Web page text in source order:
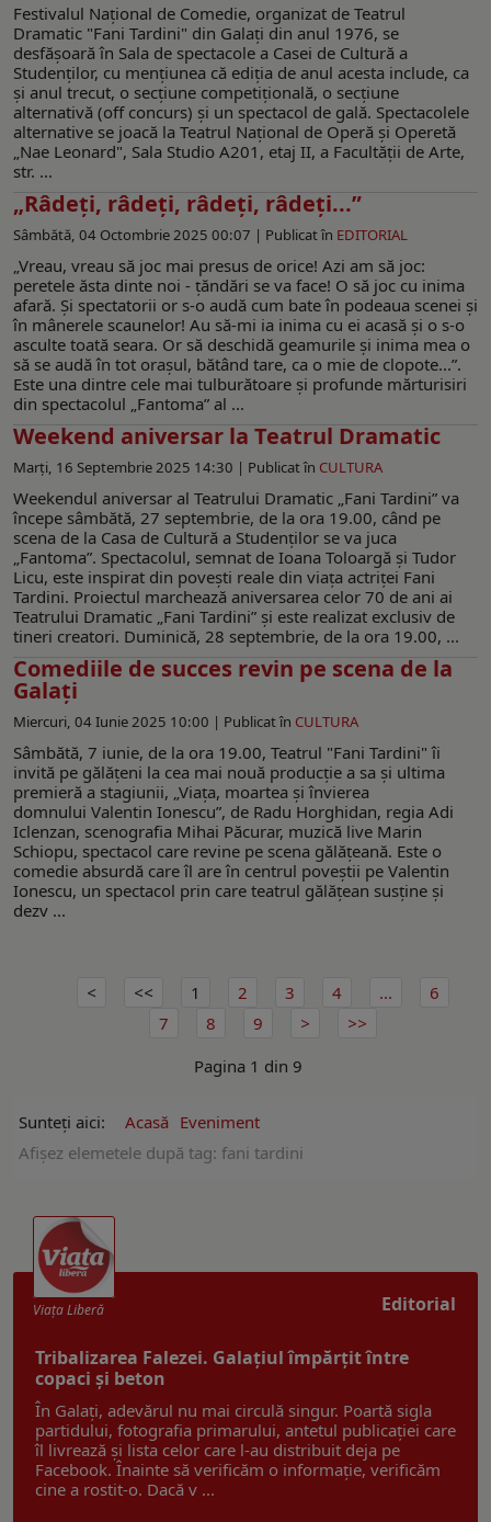
Festivalul Național de Comedie, organizat de Teatrul
Dramatic "Fani Tardini" din Galați din anul 1976, se
desfășoară în Sala de spectacole a Casei de Cultură a
Studenților, cu mențiunea că ediția de anul acesta include, ca
şi anul trecut, o secțiune competițională, o secțiune
alternativă (off concurs) şi un spectacol de gală. Spectacolele
alternative se joacă la Teatrul Național de Operă și Operetă
„Nae Leonard", Sala Studio A201, etaj II, a Facultății de Arte,
str. ...
„Râdeți, râdeți, râdeți, râdeți...”
Sâmbătă, 04 Octombrie 2025 00:07 | Publicat în EDITORIAL
„Vreau, vreau să joc mai presus de orice! Azi am să joc:
peretele ăsta dinte noi - țăndări se va face! O să joc cu inima
afară. Și spectatorii or s-o audă cum bate în podeaua scenei și
în mânerele scaunelor! Au să-mi ia inima cu ei acasă și o s-o
asculte toată seara. Or să deschidă geamurile și inima mea o
să se audă în tot orașul, bătând tare, ca o mie de clopote...”.
Este una dintre cele mai tulburătoare și profunde mărturisiri
din spectacolul „Fantoma” al ...
Weekend aniversar la Teatrul Dramatic
Marți, 16 Septembrie 2025 14:30 | Publicat în CULTURA
Weekendul aniversar al Teatrului Dramatic „Fani Tardini” va
începe sâmbătă, 27 septembrie, de la ora 19.00, când pe
scena de la Casa de Cultură a Studenților se va juca
„Fantoma”. Spectacolul, semnat de Ioana Toloargă și Tudor
Licu, este inspirat din povești reale din viața actriței Fani
Tardini. Proiectul marchează aniversarea celor 70 de ani ai
Teatrului Dramatic „Fani Tardini” și este realizat exclusiv de
tineri creatori. Duminică, 28 septembrie, de la ora 19.00, ...
Comediile de succes revin pe scena de la
Galați
Miercuri, 04 Iunie 2025 10:00 | Publicat în CULTURA
Sâmbătă, 7 iunie, de la ora 19.00, Teatrul "Fani Tardini" îi
invită pe gălățeni la cea mai nouă producție a sa și ultima
premieră a stagiunii, „Viața, moartea și învierea
domnului Valentin Ionescu”, de Radu Horghidan, regia Adi
Iclenzan, scenografia Mihai Păcurar, muzică live Marin
Schiopu, spectacol care revine pe scena gălățeană. Este o
comedie absurdă care îl are în centrul poveștii pe Valentin
Ionescu, un spectacol prin care teatrul gălățean susține și
dezv ...
1 2 3 4 ...
6
7
8
9
Pagina 1 din 9
Sunteți aici: Acasă Eveniment
Afişez elemetele după tag: fani tardini
Editorial
Viaţa Liberă
Tribalizarea Falezei. Galațiul împărțit între
copaci și beton
În Galați, adevărul nu mai circulă singur. Poartă sigla
partidului, fotografia primarului, antetul publicației care
îl livrează și lista celor care l-au distribuit deja pe
Facebook. Înainte să verificăm o informație, verificăm
cine a rostit-o. Dacă v ...